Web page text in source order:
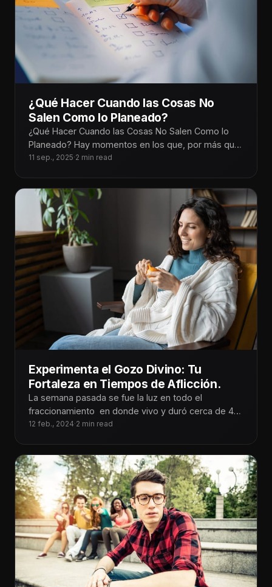
¿Qué Hacer Cuando las Cosas No
Salen Como lo Planeado?
¿Qué Hacer Cuando las Cosas No Salen Como lo
Planeado? Hay momentos en los que, por más que
planeamos cada
11 sep., 2025·2 min read
Experimenta el Gozo Divino: Tu
Fortaleza en Tiempos de Aflicción.
La semana pasada se fue la luz en todo el
fraccionamiento en donde vivo y duró cerca de 48
horas.
12 feb., 2024·2 min read